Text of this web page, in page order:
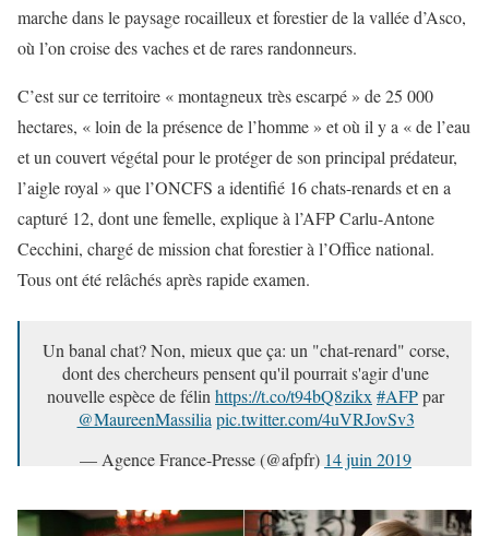
marche dans le paysage rocailleux et forestier de la vallée d’Asco,
où l’on croise des vaches et de rares randonneurs.
C’est sur ce territoire « montagneux très escarpé » de 25 000
hectares, « loin de la présence de l’homme » et où il y a « de l’eau
et un couvert végétal pour le protéger de son principal prédateur,
l’aigle royal » que l’ONCFS a identifié 16 chats-renards et en a
capturé 12, dont une femelle, explique à l’AFP Carlu-Antone
Cecchini, chargé de mission chat forestier à l’Office national.
Tous ont été relâchés après rapide examen.
Un banal chat? Non, mieux que ça: un "chat-renard" corse,
dont des chercheurs pensent qu'il pourrait s'agir d'une
nouvelle espèce de félinhttps://t.co/t94bQ8zikx#AFPpar
@MaureenMassilia pic.twitter.com/4uVRJovSv3
— Agence France-Presse (@afpfr) 14 juin 2019